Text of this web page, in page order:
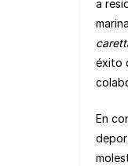
a
éxito
En